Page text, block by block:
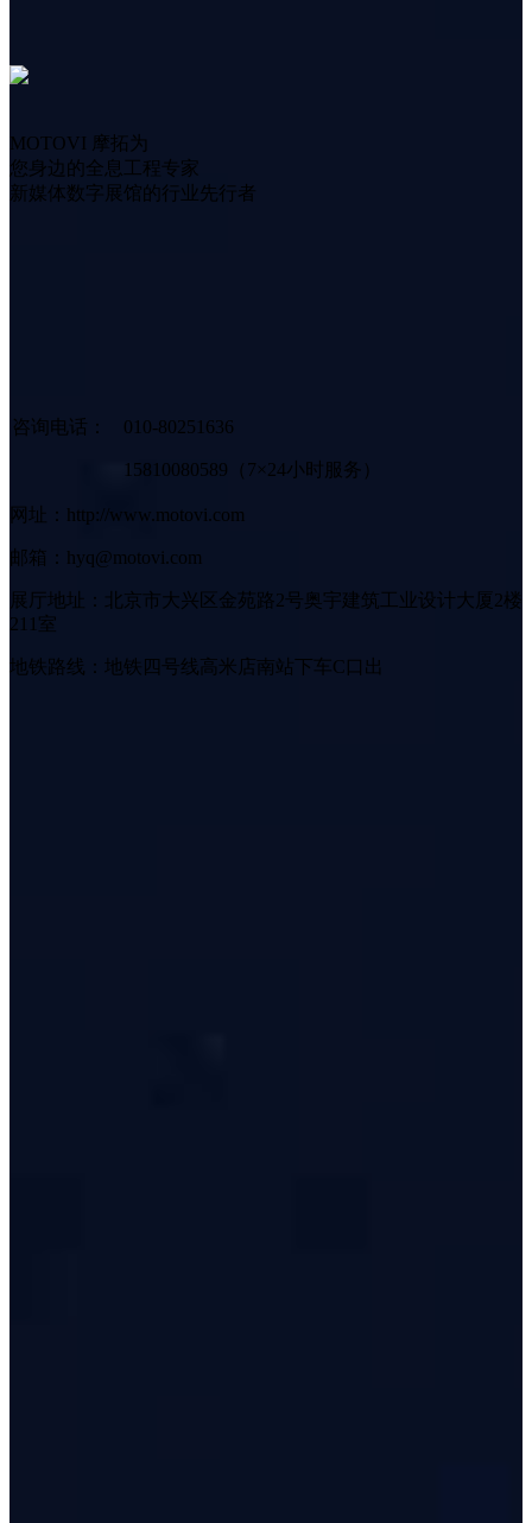
MOTOVI 摩拓为
您身边的全息工程专家
新媒体数字展馆的行业先行者
咨询电话： 010-80251636
15810080589（7×24小时服务）
网址：http://www.motovi.com
邮箱：hyq@motovi.com
展厅地址：北京市大兴区金苑路2号奥宇建筑工业设计大厦2楼
211室
地铁路线：地铁四号线高米店南站下车C口出